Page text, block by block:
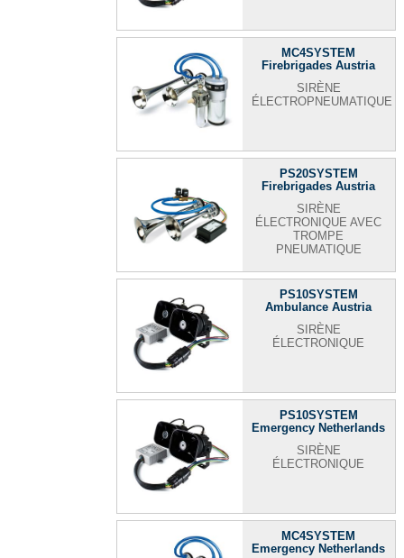
MC4SYSTEM
Firebrigades Austria
SIRÈNE
ÉLECTROPNEUMATIQUE
PS20SYSTEM
Firebrigades Austria
SIRÈNE
ÉLECTRONIQUE AVEC
TROMPE
PNEUMATIQUE
PS10SYSTEM
Ambulance Austria
SIRÈNE
ÉLECTRONIQUE
PS10SYSTEM
Emergency Netherlands
SIRÈNE
ÉLECTRONIQUE
MC4SYSTEM
Emergency Netherlands